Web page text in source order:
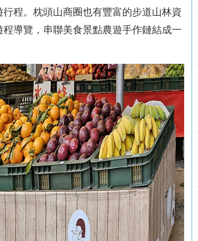
程。枕頭山商圈也有豐富的步道山林資
導覽，串聯美食景點農遊手作鏈結成一